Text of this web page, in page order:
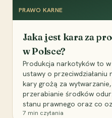
PRAWO KARNE
Jaka jest kara za
w Polsce?
Produkcja narkotyków to
ustawy o przeciwdziałaniu
kary grożą za
przerabianie środków
stanu prawnego oraz co
7 min czytania